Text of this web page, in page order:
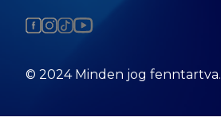
© 2024 Minden jog fenntartva.